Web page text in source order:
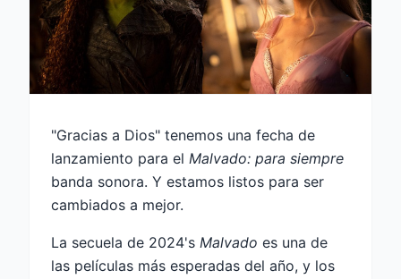
"Gracias a Dios" tenemos una fecha de
lanzamiento para el Malvado: para siempre
banda sonora. Y estamos listos para ser
cambiados a mejor.
La secuela de 2024's Malvado es una de
las películas más esperadas del año, y los